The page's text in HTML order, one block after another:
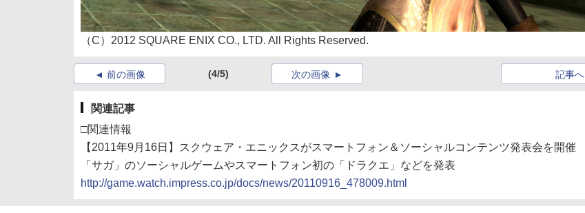
（C）2012 SQUARE ENIX CO., LTD. All Rights Reserved.
前の画像 (4/5) 記事へ
次の画像
関連記事
□関連情報
【2011年9月16日】スクウェア・エニックスがスマートフォン＆ソーシャルコンテンツ発表会を開催
「サガ」のソーシャルゲームやスマートフォン初の「ドラクエ」などを発表
http://game.watch.impress.co.jp/docs/news/20110916_478009.html